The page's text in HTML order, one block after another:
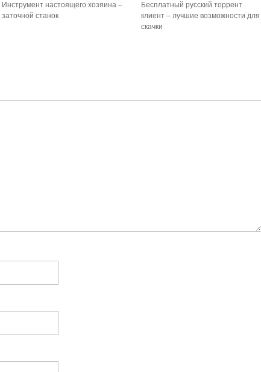
Инструмент настоящего хозяина –
заточной станок
Бесплатный русский торрент
клиент – лучшие возможности для
скачки